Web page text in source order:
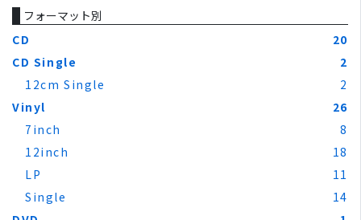
フォーマット別
CD
20
CD Single
2
12cm Single
2
Vinyl
26
7inch
8
12inch
18
LP
11
Single
14